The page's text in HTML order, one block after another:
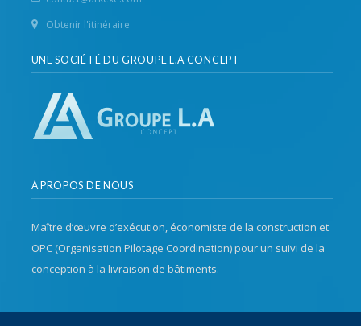
Obtenir l'itinéraire
UNE SOCIÉTÉ DU GROUPE L.A CONCEPT
À PROPOS DE NOUS
Maître d’œuvre d’exécution, économiste de la construction et
OPC (Organisation Pilotage Coordination) pour un suivi de la
conception à la livraison de bâtiments.